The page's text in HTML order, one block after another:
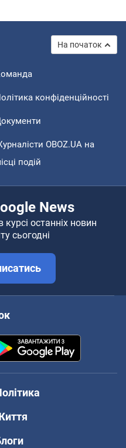
На початок
конфіденційності
OBOZ.UA на
подій
News
останніх новин
сьогодні